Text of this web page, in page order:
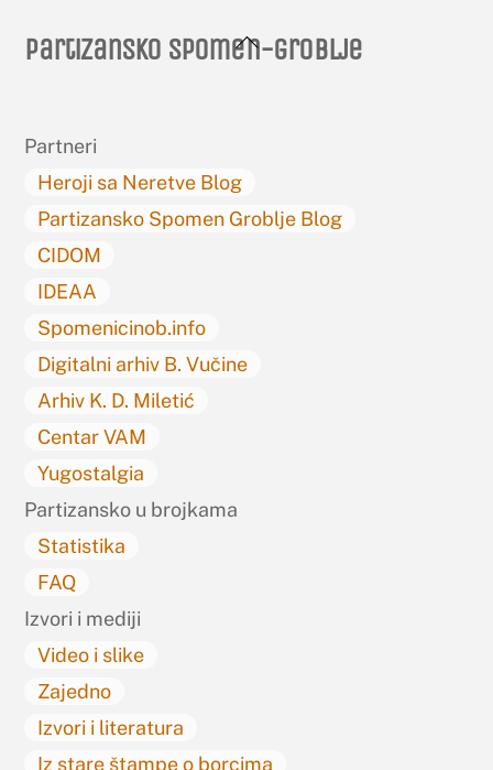
Back
Partizansko spomen-groblje
Partneri
Heroji sa Neretve Blog
Partizansko Spomen Groblje Blog
CIDOM
IDEAA
Spomenicinob.info
Digitalni arhiv B. Vučine
Arhiv K. D. Miletić
Centar VAM
Yugostalgia
Partizansko u brojkama
Statistika
FAQ
Izvori i mediji
Video i slike
Zajedno
Izvori i literatura
Iz stare štampe o borcima